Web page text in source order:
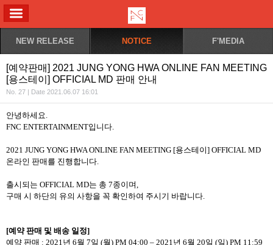
NEW RELEASE NOTICE F'MEDIA
[예약판매] 2021 JUNG YONG HWA ONLINE FAN MEETING
[용스테이] OFFICIAL MD 판매 안내
No. 27 | Date 2021.06.07 16:01
안녕하세요.
FNC ENTERTAINMENT입니다.
2021 JUNG YONG HWA ONLINE FAN MEETING [용스테이] OFFICIAL MD
온라인 판매를 진행합니다.
출시되는 OFFICIAL MD는 총 7종이며,
구매 시 하단의 유의 사항을 꼭 확인하여 주시기 바랍니다.
[예약 판매 및 배송 일정]
예약 판매 : 2021년 6월 7일 (월) PM 04:00 – 2021년 6월 20일 (일) PM 11:59